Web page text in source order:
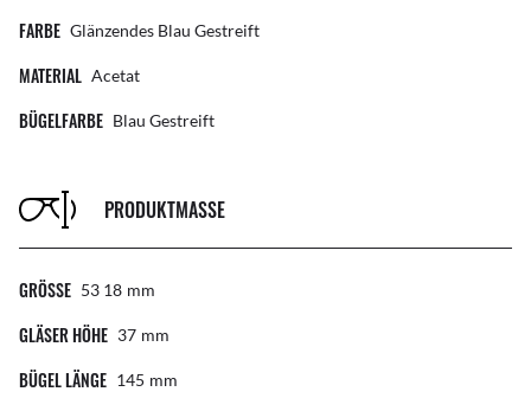
FARBE Glänzendes Blau Gestreift
MATERIAL Acetat
BÜGELFARBE Blau Gestreift
PRODUKTMASSE
GRÖSSE 53 18 Mm
GLÄSER HÖHE 37 Mm
BÜGEL LÄNGE 145 Mm